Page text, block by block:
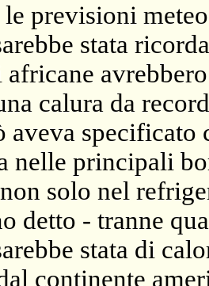
previsioni
stata
calura da
aveva specificato
nelle principali
solo nel
detto - tranne
stata di
continente